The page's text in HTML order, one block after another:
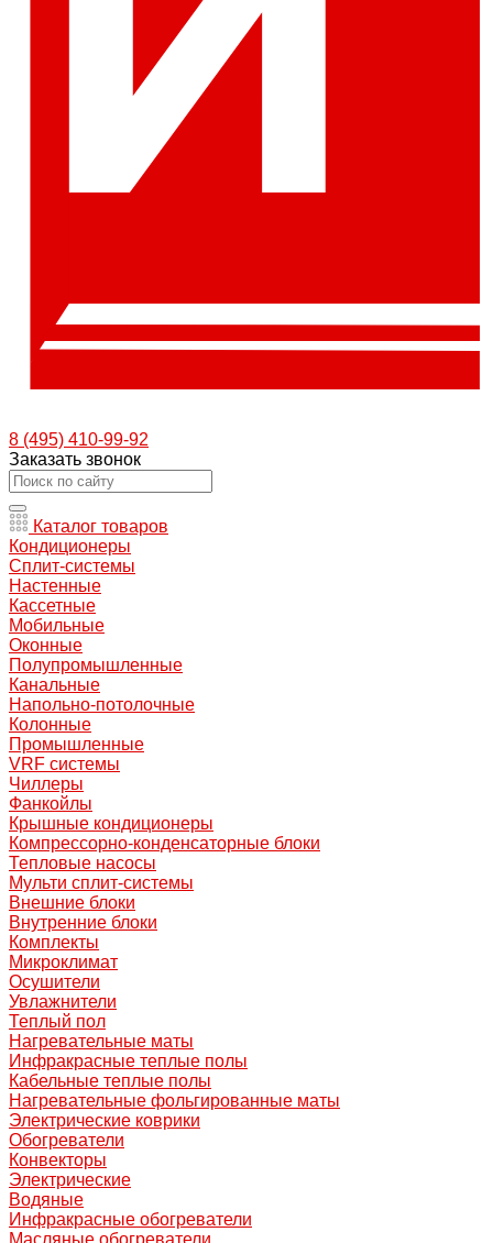
8 (495) 410-99-92
Заказать звонок
Каталог товаров
Кондиционеры
Сплит-системы
Настенные
Кассетные
Мобильные
Оконные
Полупромышленные
Канальные
Напольно-потолочные
Колонные
Промышленные
VRF системы
Чиллеры
Фанкойлы
Крышные кондиционеры
Компрессорно-конденсаторные блоки
Тепловые насосы
Мульти сплит-системы
Внешние блоки
Внутренние блоки
Комплекты
Микроклимат
Осушители
Увлажнители
Теплый пол
Нагревательные маты
Инфракрасные теплые полы
Кабельные теплые полы
Нагревательные фольгированные маты
Электрические коврики
Обогреватели
Конвекторы
Электрические
Водяные
Инфракрасные обогреватели
Масляные обогреватели